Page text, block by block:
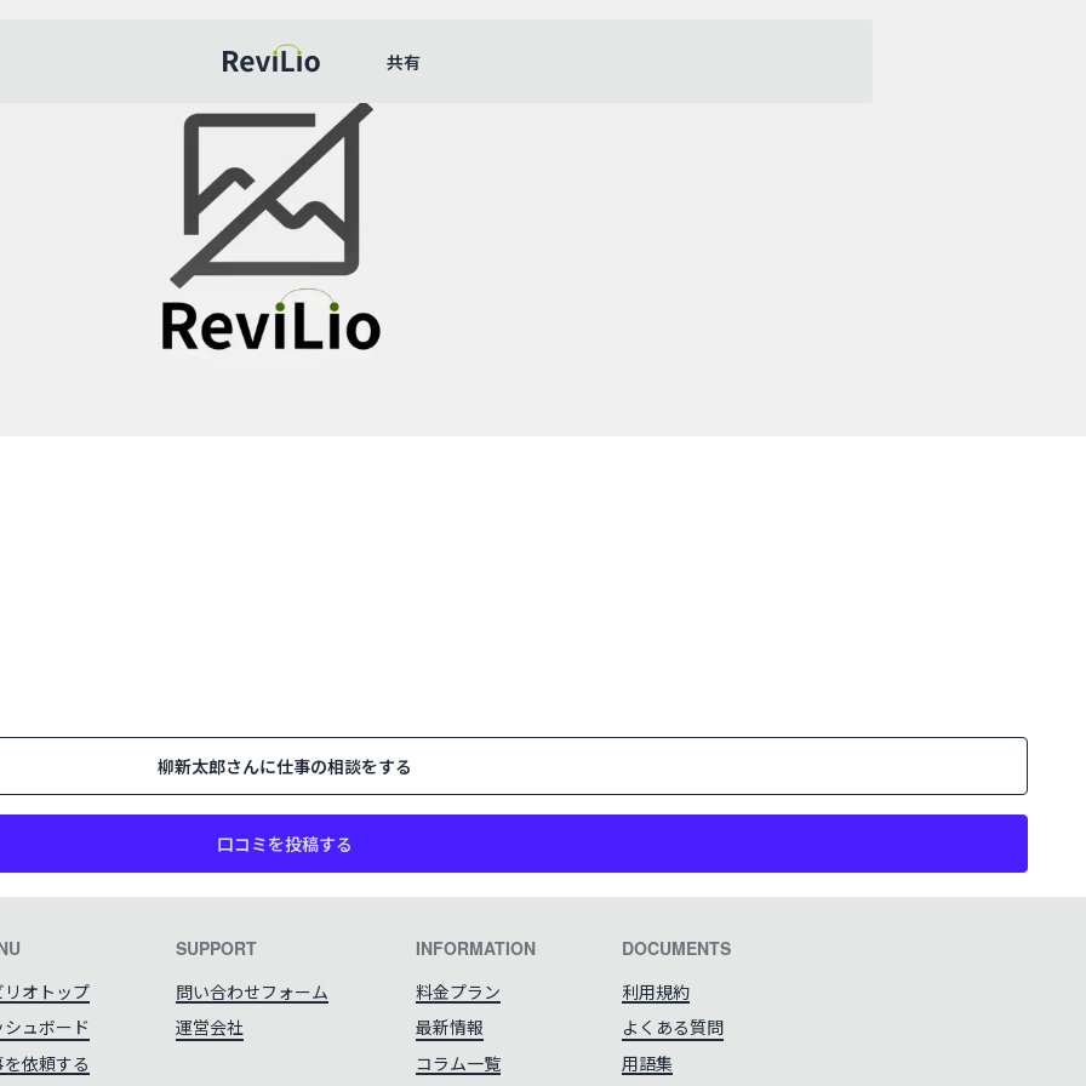
レビリオ 共有
柳新太郎さんに仕事の相談をする
口コミを投稿する
リオトップ
ュボード
依頼する
SUPPORT
問い合わせフォーム
運営会社
INFORMATION
料金プラン
最新情報
コラム一覧
DOCUMENTS
利用規約
よくある質問
用語集